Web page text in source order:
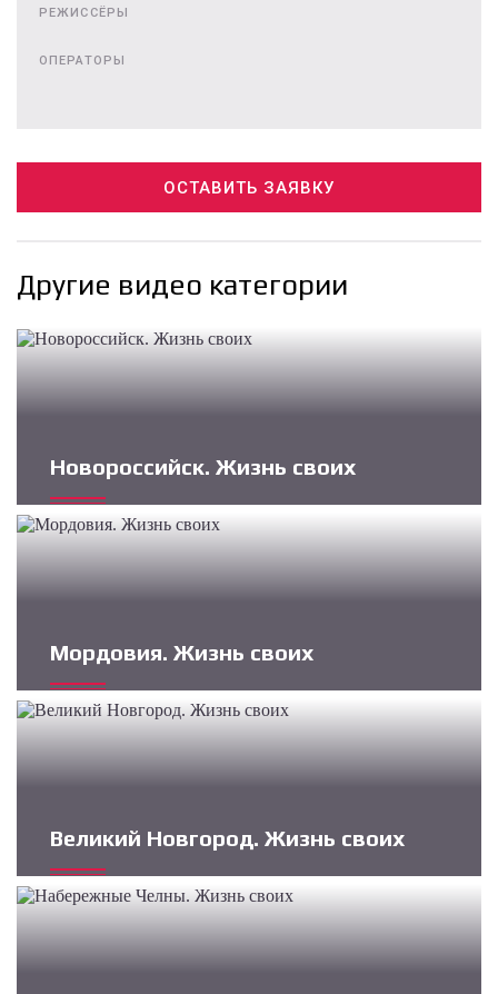
РЕЖИССЁРЫ
ОПЕРАТОРЫ
ОСТАВИТЬ ЗАЯВКУ
Другие видео категории
Новороссийск. Жизнь своих
Мордовия. Жизнь своих
Великий Новгород. Жизнь своих